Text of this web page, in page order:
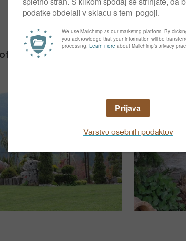
Galerija fotografij
vašega vrta in ga